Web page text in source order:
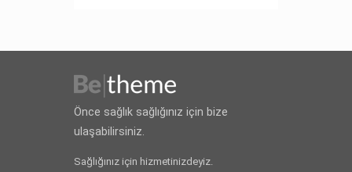
Önce sağlık sağlığınız için bize
ulaşabilirsiniz.
Sağlığınız için hizmetinizdeyiz.